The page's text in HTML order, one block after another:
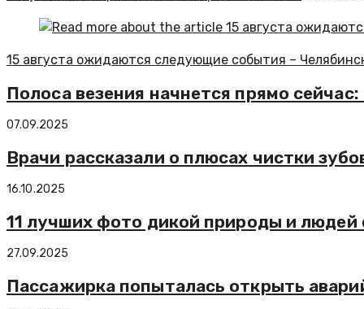
15 августа ожидаются следующие события –
Полоса везения начнется прямо
07.09.2025
Врачи рассказали о плюсах чистки
16.10.2025
11 лучших фото дикой природы и людей
27.09.2025
Пассажирка попыталась открыть